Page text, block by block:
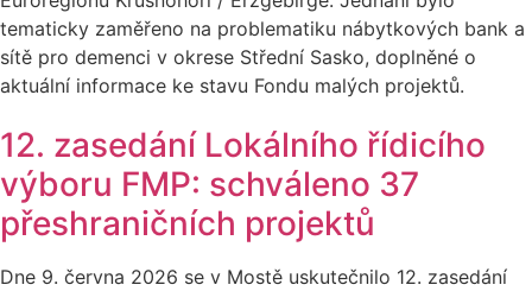
tematicky zaměřeno na problematiku nábytkových bank a
sítě pro demenci v okrese Střední Sasko, doplněné o
aktuální informace ke stavu Fondu malých projektů.
12. zasedání Lokálního řídicího
výboru FMP: schváleno 37
přeshraničních projektů
Dne 9. června 2026 se v Mostě uskutečnilo 12. zasedání